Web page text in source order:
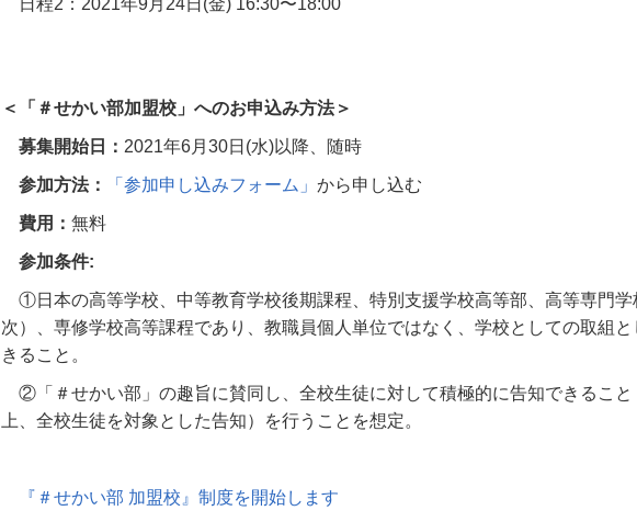
日程2 ： 2021年9月 24日 (金) 16:30〜18:00
＜「＃せかい部加盟校」へのお申込み方法＞
募集開始日： 2021年6月 30日 (水)以降、随時
参加方法： 「参加申し込みフォーム」 から申し込む
費用： 無料
参加条件:
①日本の高等学校、中等教育学校後期課程、特別支援学校高等部、高等専門学
次）、専修学校高等課程であり、教職員個人単位ではなく、学校としての取組
きること。
②「＃せかい部」の趣旨に賛同し、全校生徒に対して積極的に告知できること
上、全校生徒を対象とした告知）を行うことを想定。
『＃せかい部 加盟校』制度を開始します